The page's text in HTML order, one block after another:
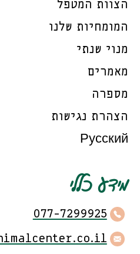
הצוות המטפל
המומחיות שלנו
מנוי שנתי
מאמרים
מספרה
הצהרת נגישות
Русский
מידע כללי
077-7299925